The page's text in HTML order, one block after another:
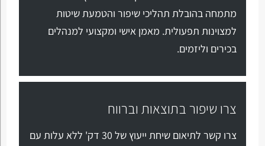
מתמחה בהובלת תהליכי שיפור והטמעת שיטות
למצוינות תפעולית. מאמן אישי ומקצועי למנהלים
בכירים וליזמים.
צרו שיפור בתוצאות וברווח
צרו קשר לתיאום שיחת ייעוץ של 30 דק' ללא עלות עם